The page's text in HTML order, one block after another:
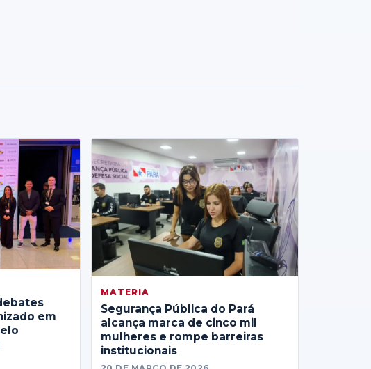
em
MATERIA
Segurança Pública do Pará
alcança marca de cinco mil
mulheres e rompe barreiras
institucionais